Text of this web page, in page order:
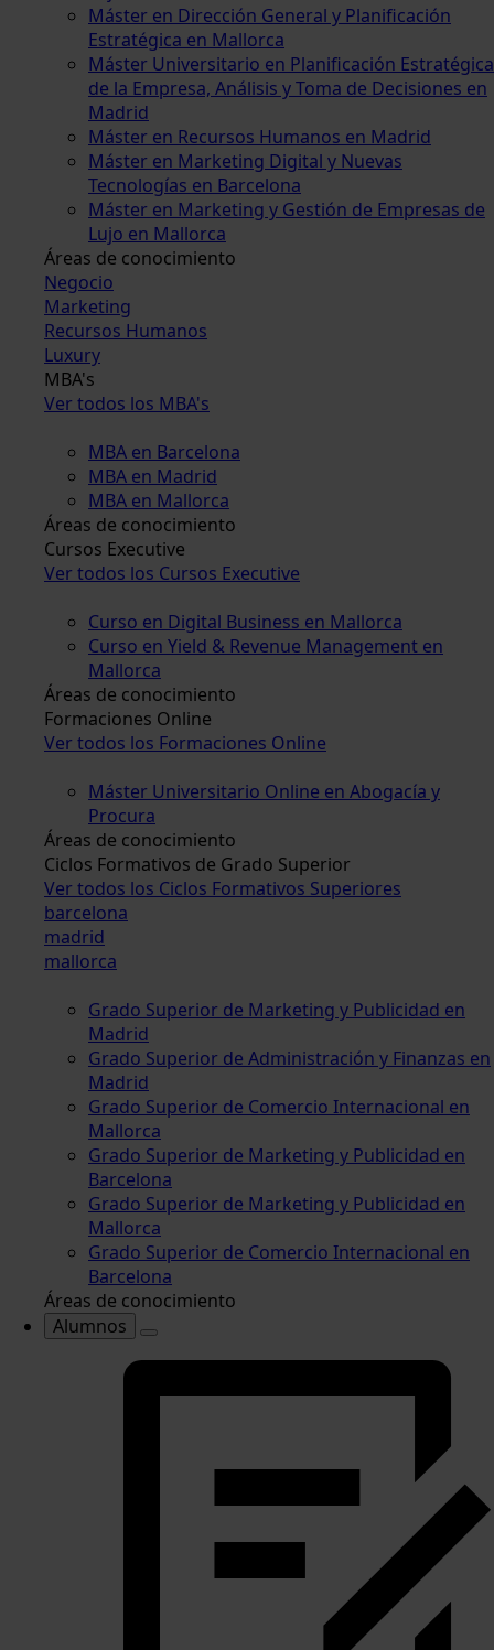
Máster en Dirección General y Planificación
Estratégica en Mallorca
Máster Universitario en Planificación Estratégica
de la Empresa, Análisis y Toma de Decisiones en
Madrid
Máster en Recursos Humanos en Madrid
Máster en Marketing Digital y Nuevas
Tecnologías en Barcelona
Máster en Marketing y Gestión de Empresas de
Lujo en Mallorca
Áreas de conocimiento
Negocio
Marketing
Recursos Humanos
Luxury
MBA's
Ver todos los MBA's
MBA en Barcelona
MBA en Madrid
MBA en Mallorca
Áreas de conocimiento
Cursos Executive
Ver todos los Cursos Executive
Curso en Digital Business en Mallorca
Curso en Yield & Revenue Management en
Mallorca
Áreas de conocimiento
Formaciones Online
Ver todos los Formaciones Online
Máster Universitario Online en Abogacía y
Procura
Áreas de conocimiento
Ciclos Formativos de Grado Superior
Ver todos los Ciclos Formativos Superiores
barcelona
madrid
mallorca
Grado Superior de Marketing y Publicidad en
Madrid
Grado Superior de Administración y Finanzas en
Madrid
Grado Superior de Comercio Internacional en
Mallorca
Grado Superior de Marketing y Publicidad en
Barcelona
Grado Superior de Marketing y Publicidad en
Mallorca
Grado Superior de Comercio Internacional en
Barcelona
Áreas de conocimiento
Alumnos